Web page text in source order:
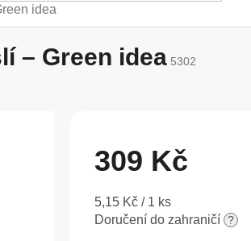
idea
– Green idea 5302
309 Kč
Měrná
cena:
5,15 Kč / 1 ks
Doručení do zahraničí ?